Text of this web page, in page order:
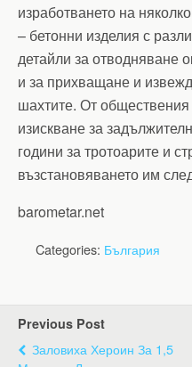
изработването на
– бетонни изделия с
детайли за отводняване
и за прихващане и
шахтите. От
изискване за
години за тротоарите и
възстановяването им
barometar.net
Categories: България
Previous Post
Заловиха Хероин За 1,5